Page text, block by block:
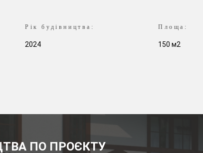
Рік будівництва:
2024
Площа:
150 м2
ПО ПРОЄКТУ